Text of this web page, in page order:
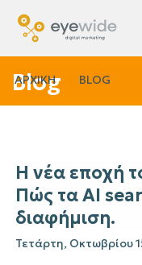
ΑΡΧΙΚΗ BLOG
Blog
Η νέα εποχή
Πώς τα AI
διαφήμιση.
Τετάρτη, Οκτωβρίου